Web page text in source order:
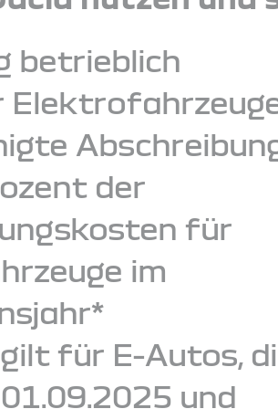
betrieblich
der
für
im
für E-Autos,
und